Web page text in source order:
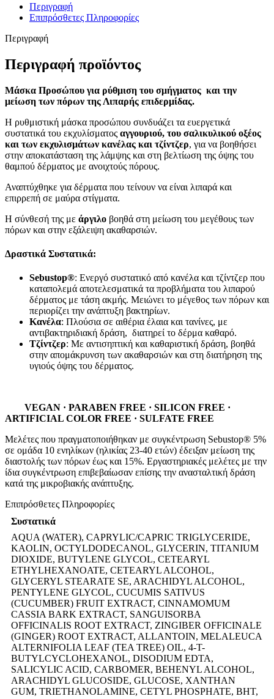
Περιγραφή
Επιπρόσθετες Πληροφορίες
Περιγραφή
Περιγραφή προϊόντος
Μάσκα Προσώπου για ρύθμιση του σμήγματος και την
μείωση των πόρων της Λιπαρής επιδερμίδας.
Η ρυθμιστική μάσκα προσώπου συνδυάζει τα ευεργετικά
συστατικά του εκχυλίσματος αγγουριού, του σαλικυλικού οξέος
και των εκχυλισμάτων κανέλας και τζίντζερ, για να βοηθήσει
στην αποκατάσταση της λάμψης και στη βελτίωση της όψης του
θαμπού δέρματος με ανοιχτούς πόρους.
Αναπτύχθηκε για δέρματα που τείνουν να είναι λιπαρά και
επιρρεπή σε μαύρα στίγματα.
Η σύνθεσή της με άργιλο βοηθά στη μείωση του μεγέθους των
πόρων και στην εξάλειψη ακαθαρσιών.
Δραστικά Συστατικά:
Sebustop®: Ενεργό συστατικό από κανέλα και τζίντζερ που
καταπολεμά αποτελεσματικά τα προβλήματα του λιπαρού
δέρματος με τάση ακμής. Μειώνει το μέγεθος των πόρων και
περιορίζει την ανάπτυξη βακτηρίων.
Κανέλα: Πλούσια σε αιθέρια έλαια και τανίνες, με
αντιβακτηριδιακή δράση, διατηρεί το δέρμα καθαρό.
Τζίντζερ: Με αντισηπτική και καθαριστική δράση, βοηθά
στην απομάκρυνση των ακαθαρσιών και στη διατήρηση της
υγιούς όψης του δέρματος.
VEGAN · PARABEN FREE · SILICON FREE ·
ARTIFICIAL COLOR FREE · SULFATE FREE
Μελέτες που πραγματοποιήθηκαν με συγκέντρωση Sebustop® 5%
σε ομάδα 10 ενηλίκων (ηλικίας 23-40 ετών) έδειξαν μείωση της
διαστολής των πόρων έως και 15%. Εργαστηριακές μελέτες με την
ίδια συγκέντρωση επιβεβαίωσαν επίσης την ανασταλτική δράση
κατά της μικροβιακής ανάπτυξης.
Επιπρόσθετες Πληροφορίες
Συστατικά
AQUA (WATER), CAPRYLIC/CAPRIC TRIGLYCERIDE,
KAOLIN, OCTYLDODECANOL, GLYCERIN, TITANIUM
DIOXIDE, BUTYLENE GLYCOL, CETEARYL
ETHYLHEXANOATE, CETEARYL ALCOHOL,
GLYCERYL STEARATE SE, ARACHIDYL ALCOHOL,
PENTYLENE GLYCOL, CUCUMIS SATIVUS
(CUCUMBER) FRUIT EXTRACT, CINNAMOMUM
CASSIA BARK EXTRACT, SANGUISORBA
OFFICINALIS ROOT EXTRACT, ZINGIBER OFFICINALE
(GINGER) ROOT EXTRACT, ALLANTOIN, MELALEUCA
ALTERNIFOLIA LEAF (TEA TREE) OIL, 4-T-
BUTYLCYCLOHEXANOL, DISODIUM EDTA,
SALICYLIC ACID, CARBOMER, BEHENYL ALCOHOL,
ARACHIDYL GLUCOSIDE, GLUCOSE, XANTHAN
GUM, TRIETHANOLAMINE, CETYL PHOSPHATE, BHT,